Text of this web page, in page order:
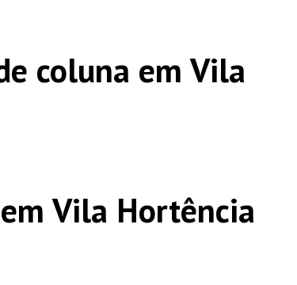
coluna em Vila
Vila Hortência